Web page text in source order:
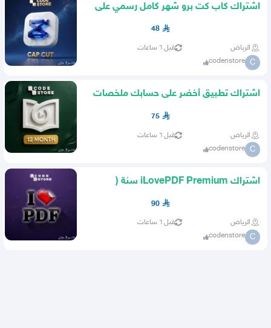
اشتراك كاب كت برو شهر كامل رسمي على
48
الرياض قبل ٦ ساعات
C
codenstore
اشتراك تطبيق أخضر على حسابك ملخصات
كتب صوتية من كود ستور
75
الرياض قبل ٦ ساعات
C
codenstore
اشتراك iLovePDF Premium سنة (
90
الرياض قبل ٦ ساعات
C
codenstore